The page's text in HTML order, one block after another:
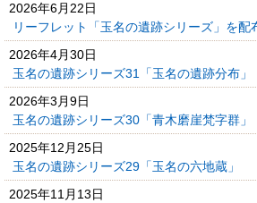
2026年6月22日
リーフレット「玉名の遺跡シリーズ」を配
2026年4月30日
玉名の遺跡シリーズ31「玉名の遺跡分布」
2026年3月9日
玉名の遺跡シリーズ30「青木磨崖梵字群」
2025年12月25日
玉名の遺跡シリーズ29「玉名の六地蔵」
2025年11月13日